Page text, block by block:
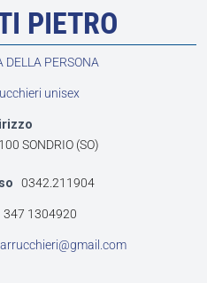
PIETRO
DELLA PERSONA
unisex
SONDRIO (SO)
0342.211904
347 1304920